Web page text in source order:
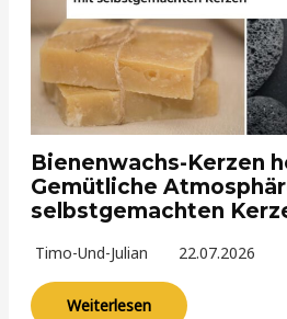
Bienenwachs-Kerzen
Gemütliche
selbstgemachten
Timo-Und-Julian 22.07.2026
Weiterlesen